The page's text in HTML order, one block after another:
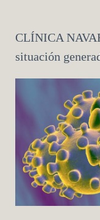
CLÍNICA
situación